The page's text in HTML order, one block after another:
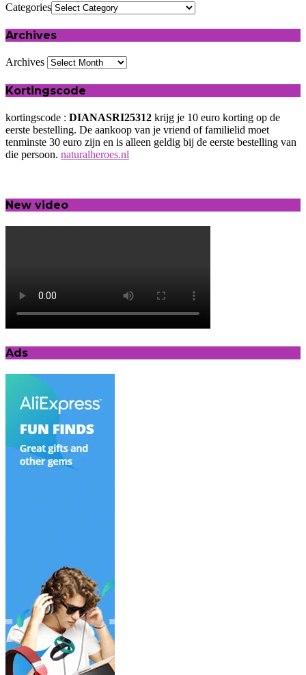
Categories
Archives
Archives
Kortingscode
kortingscode : DIANASRI25312 krijg je 10 euro korting op de
eerste bestelling. De aankoop van je vriend of familielid moet
tenminste 30 euro zijn en is alleen geldig bij de eerste bestelling van
die persoon. naturalheroes.nl
New video
Ads